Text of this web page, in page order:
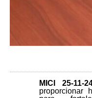
MICI 25-11-
proporcionar